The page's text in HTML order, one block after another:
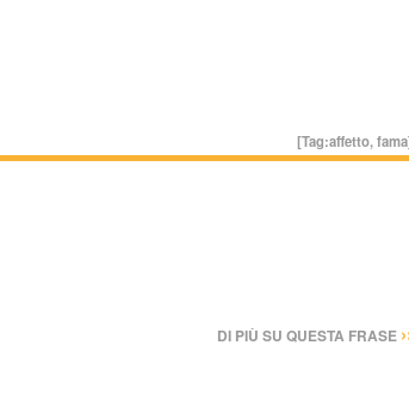
[Tag:affetto,fama
DI PIÙ SU QUESTA FRASE